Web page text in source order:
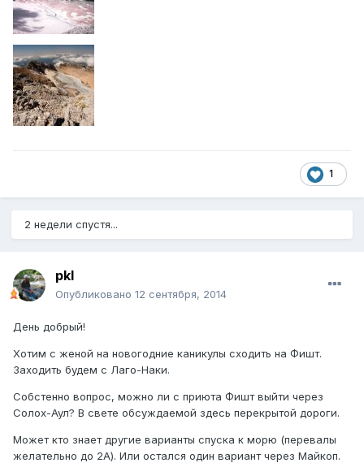
1
2 недели спустя...
pkl
Опубликовано 12 сентября, 2014
День добрый!
Хотим с женой на новогодние каникулы сходить на Фишт.
Заходить будем с Лаго-Наки.
Собстенно вопрос, можно ли с приюта Фишт выйти через
Солох-Аул? В свете обсуждаемой здесь перекрытой дороги.
Может кто знает другие варианты спуска к морю (перевалы
желательно до 2А). Или остался один вариант через Майкоп.